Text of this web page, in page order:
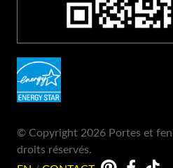
© Copyright 2026 Portes et
droits réservés.